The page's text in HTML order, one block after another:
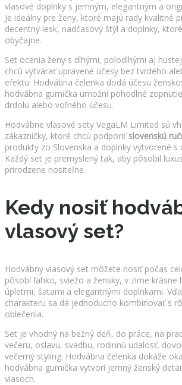
vlasové doplnky s jemným, elegantným a
Je ideálny pre ženy, ktoré majú rady kvalitné
decentný lesk, nadčasový štýl a doplnky,
obyčajne.
Set ocenia ženy s dlhými, polodlhými aj
chcú vytvárať upravené účesy bez tvrdého
efektu. Hodvábna čelenka dodá účesu
hodvábna gumička umožní pohodlné
drdolu alebo voľného účesu.
Hodvábne vlasové sety VegaLM Limited sú
zákazníčky, ktoré chcú podporiť slovenskú
produkty zo Slovenska a doplnky vytvorené s
Každý set je premyslený tak, aby pôsobil
prirodzene nositeľne.
Kedy nosiť
vlasový set?
Hodvábny vlasový set môžete nosiť počas
pôsobí ľahko, sviežo a žensky, v zime krásne
úpletmi, šatami a elegantnými doplnkami.
charakteru sa dá jednoducho kombinovať s
oblečenia.
Set je vhodný na bežný deň, do práce, na
večeru, oslavu, svadbu, rodinnú udalosť,
večerný styling. Hodvábna čelenka dokáže
hodvábna gumička vytvorí jemný ženský
vlasoch.